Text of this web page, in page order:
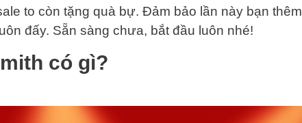
to còn tặng quà bự. Đảm bảo lần này bạn thêm
đấy. Sẵn sàng chưa, bắt đầu luôn nhé!
có gì?